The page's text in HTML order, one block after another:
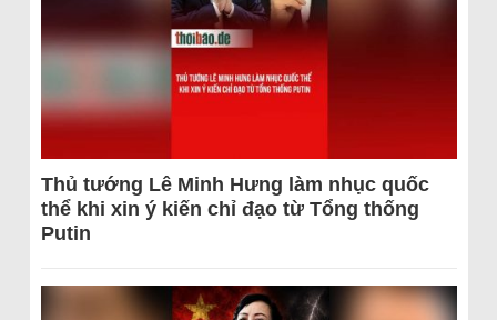
Thủ tướng Lê Minh Hưng làm nhục quốc
thể khi xin ý kiến chỉ đạo từ Tổng thống
Putin